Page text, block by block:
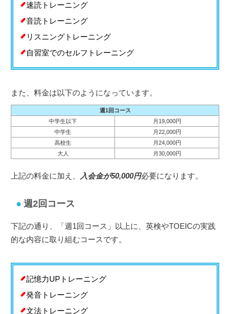
速読トレーニング
音読トレーニング
リスニングトレーニング
自習室でのセルフトレーニング
また、料金は以下のようになっています。
週1回コース
中学生以下
月19,000円
中学生
月22,000円
高校生
月24,000円
大人
月30,000円
上記の料金に加え、 入会金が50,000円必要になります。
週2回コース
下記の通り、「週1回コース」以上に、英検やTOEICの実践
的な内容に取り組むコースです。
記憶力UPトレーニング
発音トレーニング
文法トレーニング